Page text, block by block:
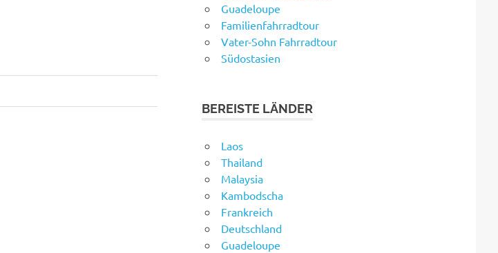
Guadeloupe
Familienfahrradtour
Vater-Sohn Fahrradtour
Südostasien
BEREISTE LÄNDER
Laos
Thailand
Malaysia
Kambodscha
Frankreich
Deutschland
Guadeloupe